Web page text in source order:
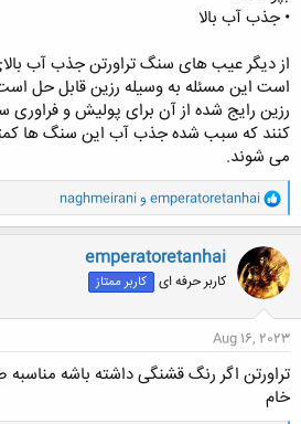
• جذب آب بالا
از دیگر عیب های سنگ تراورتن جذب آب
است این مسئله به وسیله رزین قابل حل است.
رزین رایج شده از آن برای پولیش و فراوری
کنند که سبب شده جذب آب این سنگ ها
می شوند.
و
ا
ک
ن
ش
ه
ا
emperatoretanhai و naghmeirani
emperatoretanhai
کاربر حرفه ای کاربر ممتاز
Aug 16, 2023
تراورتن اگر رنگ قشنگی داشته باشه
خام